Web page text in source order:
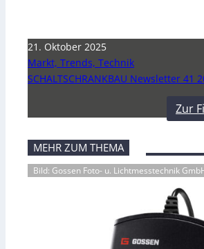
21. Oktober 2025
Markt, Trends, Technik
SCHALTSCHRANKBAU Newsletter 41
Zur
MEHR ZUM THEMA
Bild: Gossen Foto- u. Lichtmesstechnik